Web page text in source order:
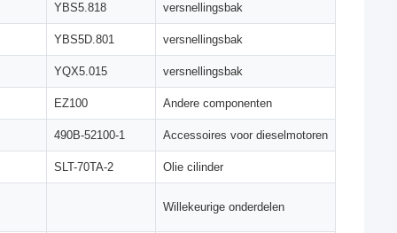
YBS5.818 versnellingsbak
YBS5D.801 versnellingsbak
YQX5.015 versnellingsbak
EZ100 Andere componenten
490B-52100-1 Accessoires voor dieselmotoren
SLT-70TA-2 Olie cilinder
Willekeurige onderdelen